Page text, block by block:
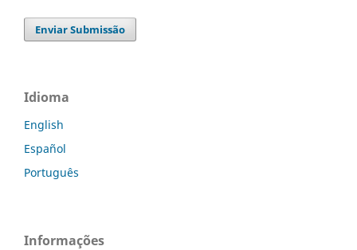
Enviar Submissão
Idioma
English
Español
Português
Informações